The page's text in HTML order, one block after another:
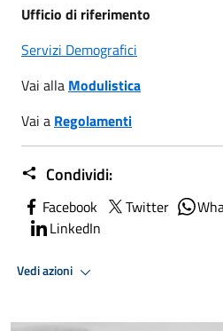
Ufficio di riferimento
Servizi Demografici
Vai alla Modulistica
Vai a Regolamenti
Condividi:
Facebook Twitter
LinkedIn
Vedi azioni